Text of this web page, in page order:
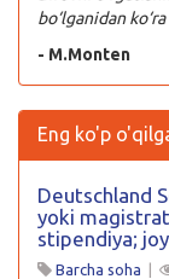
bo‘lganidan
- M.Monten
Eng ko'p
Deutschland
yoki
stipendiya;
Barcha soha |